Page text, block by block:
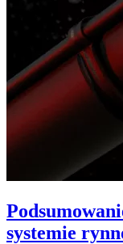
systemie